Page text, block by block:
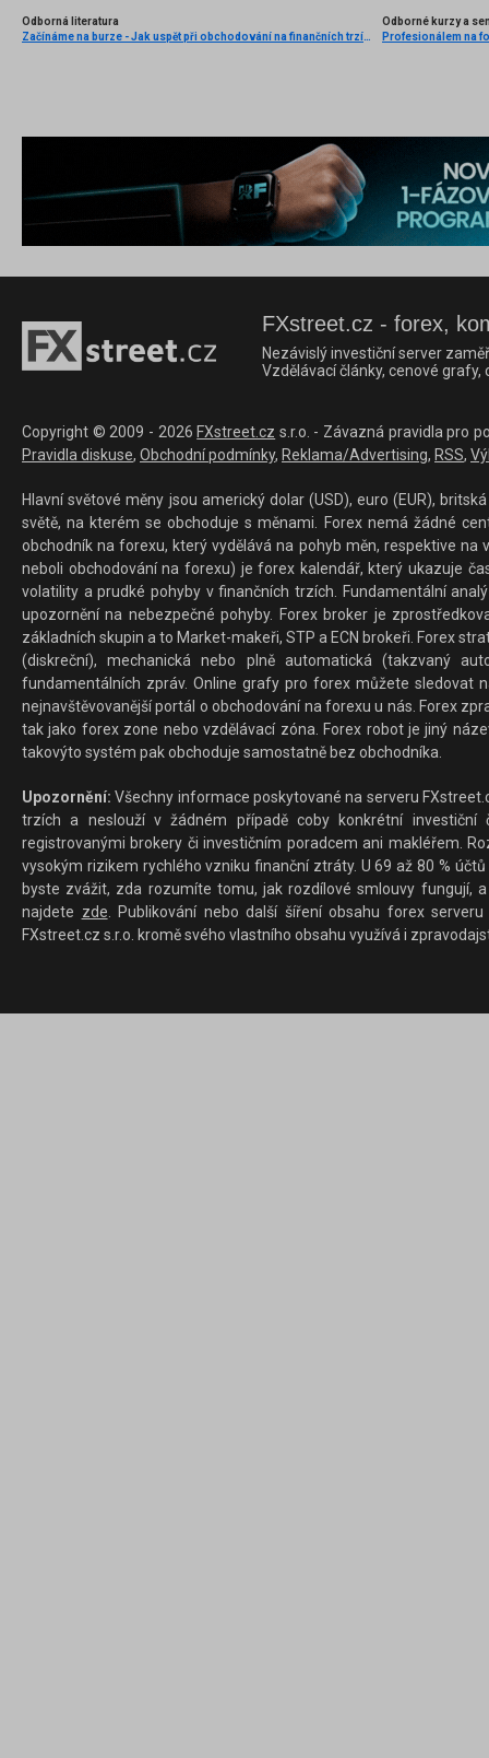
Odborná literatura
Začínáme na burze - Jak uspět při obchodování na finančních trzích (1. vydání)
Odborné kurzy a
FXstreet.cz - forex,
Nezávislý investiční server
Vzdělávací články, cenové
Copyright © 2009 - 2026 FXstreet.cz s.r.o. - Závazná pravidla pro
Pravidla diskuse, Obchodní podmínky, Reklama/Advertising, RSS,
Hlavní světové měny jsou americký dolar (USD), euro (EUR),
světě, na kterém se obchoduje s měnami. Forex nemá žádné
obchodník na forexu, který vydělává na pohyb měn, respektive
neboli obchodování na forexu) je forex kalendář, který ukazuje
volatility a prudké pohyby v finančních trzích. Fundamentální
upozornění na nebezpečné pohyby. Forex broker je
základních skupin a to Market-makeři, STP a ECN brokeři. Forex
(diskreční), mechanická nebo plně automatická (takzvaný
fundamentálních zpráv. Online grafy pro forex můžete sledovat
nejnavštěvovanější portál o obchodování na forexu u nás. Forex
tak jako forex zone nebo vzdělávací zóna. Forex robot je jiný
takovýto systém pak obchoduje samostatně bez obchodníka.
Upozornění: Všechny informace poskytované na serveru
trzích a neslouží v žádném případě coby konkrétní investiční
registrovanými brokery či investičním poradcem ani makléřem.
vysokým rizikem rychlého vzniku finanční ztráty. U 69 až 80 %
byste zvážit, zda rozumíte tomu, jak rozdílové smlouvy fungují,
najdete zde. Publikování nebo další šíření obsahu forex
FXstreet.cz s.r.o. kromě svého vlastního obsahu využívá i